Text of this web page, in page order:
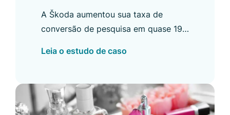
de pesquisa em quase
19%
A Škoda aumentou sua taxa de
conversão de pesquisa em quase 19%
excelentes resultados em várias
Leia o estudo de caso